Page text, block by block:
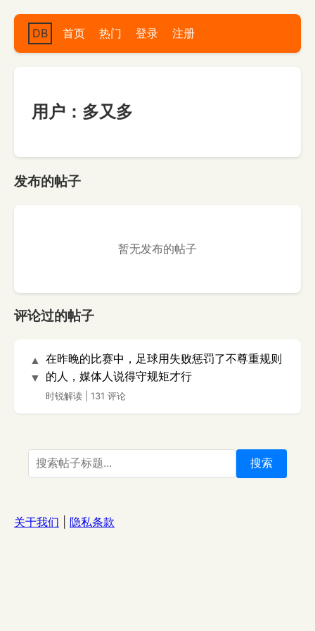
DB 首页 热门 登录 注册
用户：多又多
发布的帖子
暂无发布的帖子
评论过的帖子
▲
▼
在昨晚的比赛中，足球用失败惩罚了不尊重规则
的人，媒体人说得守规矩才行
时锐解读 131 评论
搜索
关于我们 隐私条款